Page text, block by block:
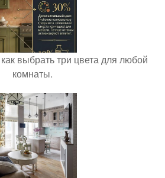
выбрать три цвета для любой
комнаты.